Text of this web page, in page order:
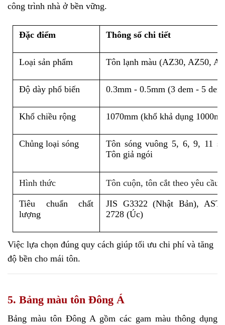
công trình nhà ở bền vững.
Đặc điểm Thông số chi tiết
Loại sản phẩm Tôn lạnh màu (AZ30, AZ50,
Độ dày phổ biến 0.3mm - 0.5mm (3 dem - 5
Khổ chiều rộng 1070mm (khổ khả dụng
Chủng loại sóng
Tôn sóng vuông 5, 6, 9, 11
Tôn giả ngói
Hình thức Tôn cuộn, tôn cắt theo yêu cầu
Tiêu chuẩn chất
lượng
JIS G3322 (Nhật Bản),
2728 (Úc)
Việc lựa chọn đúng quy cách giúp tối ưu chi phí và tăng
độ bền cho mái tôn.
5. Bảng màu tôn Đông Á
Bảng màu tôn Đông A gồm các gam màu thông dụng